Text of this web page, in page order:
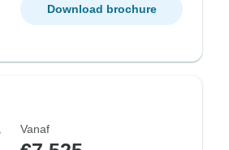
Download brochure
Vanaf